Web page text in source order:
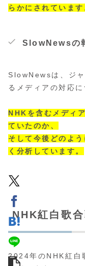
らかにされています
SlowNewsの
SlowNewsは、ジ
るメディアの対応
NHKを含むメディ
ていたのか、
そして今後どのよ
く分析しています。
NHK紅白歌
2024年のNHK紅白